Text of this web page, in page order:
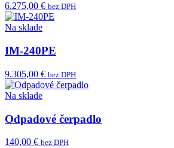
6.275,00 € bez DPH
Na sklade
IM-240PE
9.305,00 € bez DPH
Na sklade
Odpadové čerpadlo
140,00 € bez DPH